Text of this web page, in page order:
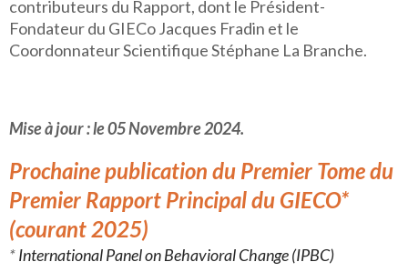
contributeurs du Rapport, dont le Président-
Fondateur du GIECo Jacques Fradin et le
Coordonnateur Scientifique Stéphane La Branche.
Mise à jour : le 05 Novembre 2024.
Prochaine publication du Premier Tome du
Premier Rapport Principal du GIECO*
(courant 2025)
*International Panel on Behavioral Change (IPBC)